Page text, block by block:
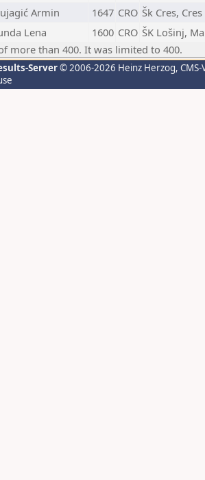
Armin 1647 CRO Šk Cres, Cres
Lena 1600 CRO ŠK Lošinj,
more than 400. It was limited to 400.
Server© 2006-2026 Heinz Herzog,